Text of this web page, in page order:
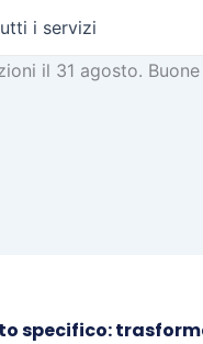
i servizi
il 31 agosto.
specifico: